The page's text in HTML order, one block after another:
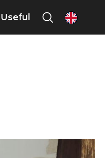
Useful en